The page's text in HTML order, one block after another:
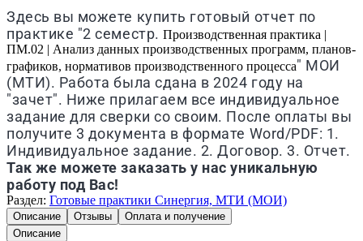
Здесь вы можете купить готовый отчет по
практике "2 семестр.Производственная практика |
ПМ.02 | Анализ данных производственных программ, планов-
графиков, нормативов производственного процесса" МОИ
(МТИ). Работа была сдана в 2024 году на
"зачет". Ниже прилагаем все индивидуальное
задание для сверки со своим. После оплаты вы
получите 3 документа в формате Word/PDF: 1.
Индивидуальное задание. 2. Договор. 3. Отчет.
Так же можете заказать у нас уникальную
работу под Вас!
Раздел: Готовые практики Синергия, МТИ (МОИ)
Описание Отзывы
Оплата и получение
Описание